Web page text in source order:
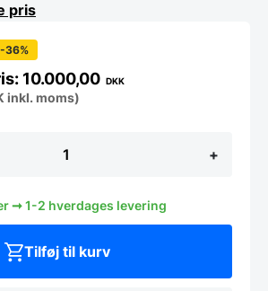
pris
+
-36%
10.000,00 DKK
inkl. moms)
➞ 1-2 hverdages levering
Tilføj til kurv